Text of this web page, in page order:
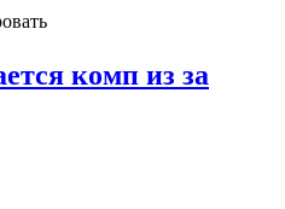
комп из за